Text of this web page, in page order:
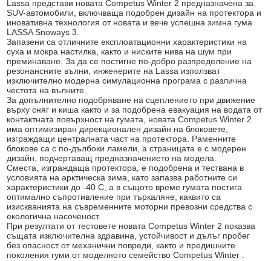
Lassa представи новата Competus Winter 2 предназначена за
SUV-автомобили, включваща подобрен дизайн на протектора и
иновативна технология от новата и вече успешна зимна гума
LASSA Snoways 3.
Запазени са отличните експлоатационни характеристики на
суха и мокра настилка, както и ниските нива на шум при
преминаване. За да се постигне по-добро разпределение на
рeзoнансните вълни, инженерите на Lassa използват
изключително модерна симулациoнна програма с различна
честота на вълните.
За допълнително подобряване на сцеплението при движение
върху сняг и киша както и за подобрена евакуация на водата от
контактната повърхност на гумата, новата Competus Winter 2
има оптимизиран дирекционален дизайн на блоковете,
изграждащи централната част на протектора. Раменните
блокове са с по-дълбоки ламели, а страницата е с модерен
дизайн, подчертаващ предназначението на модела.
Сместа, изграждаща протектора, е подобрена и тествана в
условията на арктическа зима, като запазва работните си
характеристики до -40 С, а в същото време гумата постига
оптимално съпротивление при търкаляне, каквито са
изискванията на съвременните моторни превозни средства с
екологична насоченост.
При резултати от тестовете новата Competus Winter 2 показва
същата изключителна здравина, устойчивост и дълъг пробег
без опасност от механични повреди, както и предишните
поколения гуми от моделното семейство Competus Winter .